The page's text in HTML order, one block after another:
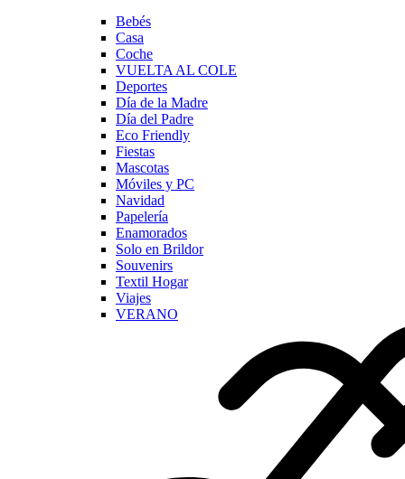
Bebés
Casa
Coche
VUELTA AL COLE
Deportes
Día de la Madre
Día del Padre
Eco Friendly
Fiestas
Mascotas
Móviles y PC
Navidad
Papelería
Enamorados
Solo en Brildor
Souvenirs
Textil Hogar
Viajes
VERANO